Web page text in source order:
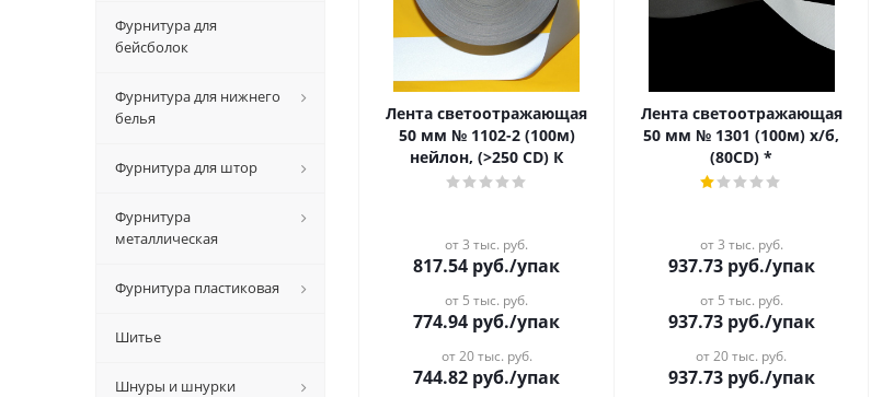
Лента светоотражающая
50 мм № 1102-2 (100м)
нейлон, (>250 CD) К
от 3 тыс. руб.
817.54 руб./упак
от 5 тыс. руб.
774.94 руб./упак
от 20 тыс. руб.
744.82 руб./упак
Лента светоотражающая
50 мм № 1301 (100м) х/б,
(80CD) *
от 3 тыс. руб.
937.73руб./упак
от 5 тыс. руб.
937.73руб./упак
от 20 тыс. руб.
937.73руб./упак
Фурнитура для
бейсболок
Фурнитура для нижнего
белья
Фурнитура для штор
Фурнитура
металлическая
Фурнитура пластиковая
Шитье
Шнуры и шнурки